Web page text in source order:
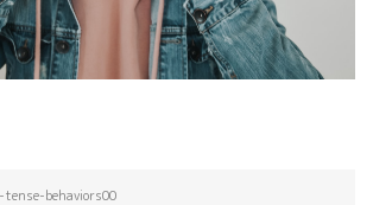
tense-behaviors00